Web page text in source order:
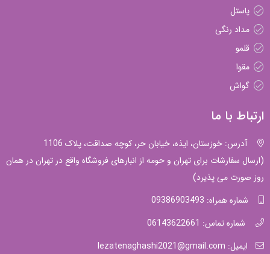
پاستل
مداد رنگی
قلمو
مقوا
گواش
ارتباط با ما
آدرس: خوزستان، ایذه، خیابان حر، کوچه صداقت، پلاک 1106
(ارسال سفارشات برای تهران و حومه از انبارهای فروشگاه واقع در تهران در همان
روز صورت می پذیرد)
شماره همراه: 09386903493
شماره تماس: 06143622661
ایمیل: lezatenaghashi2021@gmail.com